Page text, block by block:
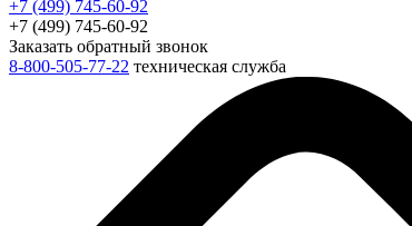
+7 (499) 745-60-92
+7 (499) 745-60-92
Заказать обратный звонок
8-800-505-77-22 техническая служба